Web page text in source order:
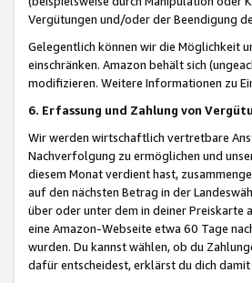
Vergütungen und/oder der Beendigung
Gelegentlich können wir die Möglichkeit
einschränken. Amazon behält sich
modifizieren. Weitere Informationen zu
6. Erfassung und Zahlung von
Wir werden wirtschaftlich vertretbare
Nachverfolgung zu ermöglichen und
diesem Monat verdient hast,
auf den nächsten Betrag in der
über oder unter dem in deiner
eine Amazon-Webseite etwa 60 Tage
wurden. Du kannst wählen, ob du
dafür entscheidest, erklärst du dich